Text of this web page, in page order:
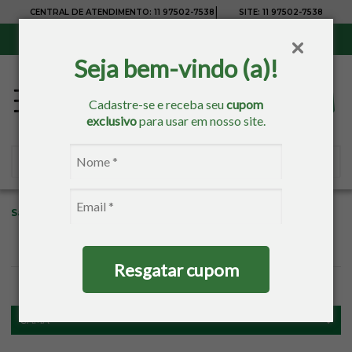
Seja bem-vindo (a)!
Cadastre-se e receba seucupom
exclusivopara usar em nosso site.
Resgatar cupom
CENTRAL DE ATENDIMENTO: 11 97502-7538 SITE: 11 97502-7538
Sacaria Cama Lençol Avulso
FILTROS
CAMA